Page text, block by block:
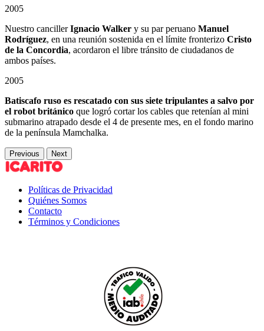
2005
Nuestro cancillerIgnacio Walker y su par peruano Manuel
Rodríguez, en una reunión sostenida en el límite fronterizo Cristo
de la Concordia, acordaron el libre tránsito de ciudadanos de
ambos países.
2005
Batiscafo ruso es rescatado con sus siete tripulantes a salvo por
el robot británico que logró cortar los cables que retenían al mini
submarino atrapado desde el 4 de presente mes, en el fondo marino
de la península Mamchalka.
Previous Next
Políticas de Privacidad
Quiénes Somos
Contacto
Términos y Condiciones